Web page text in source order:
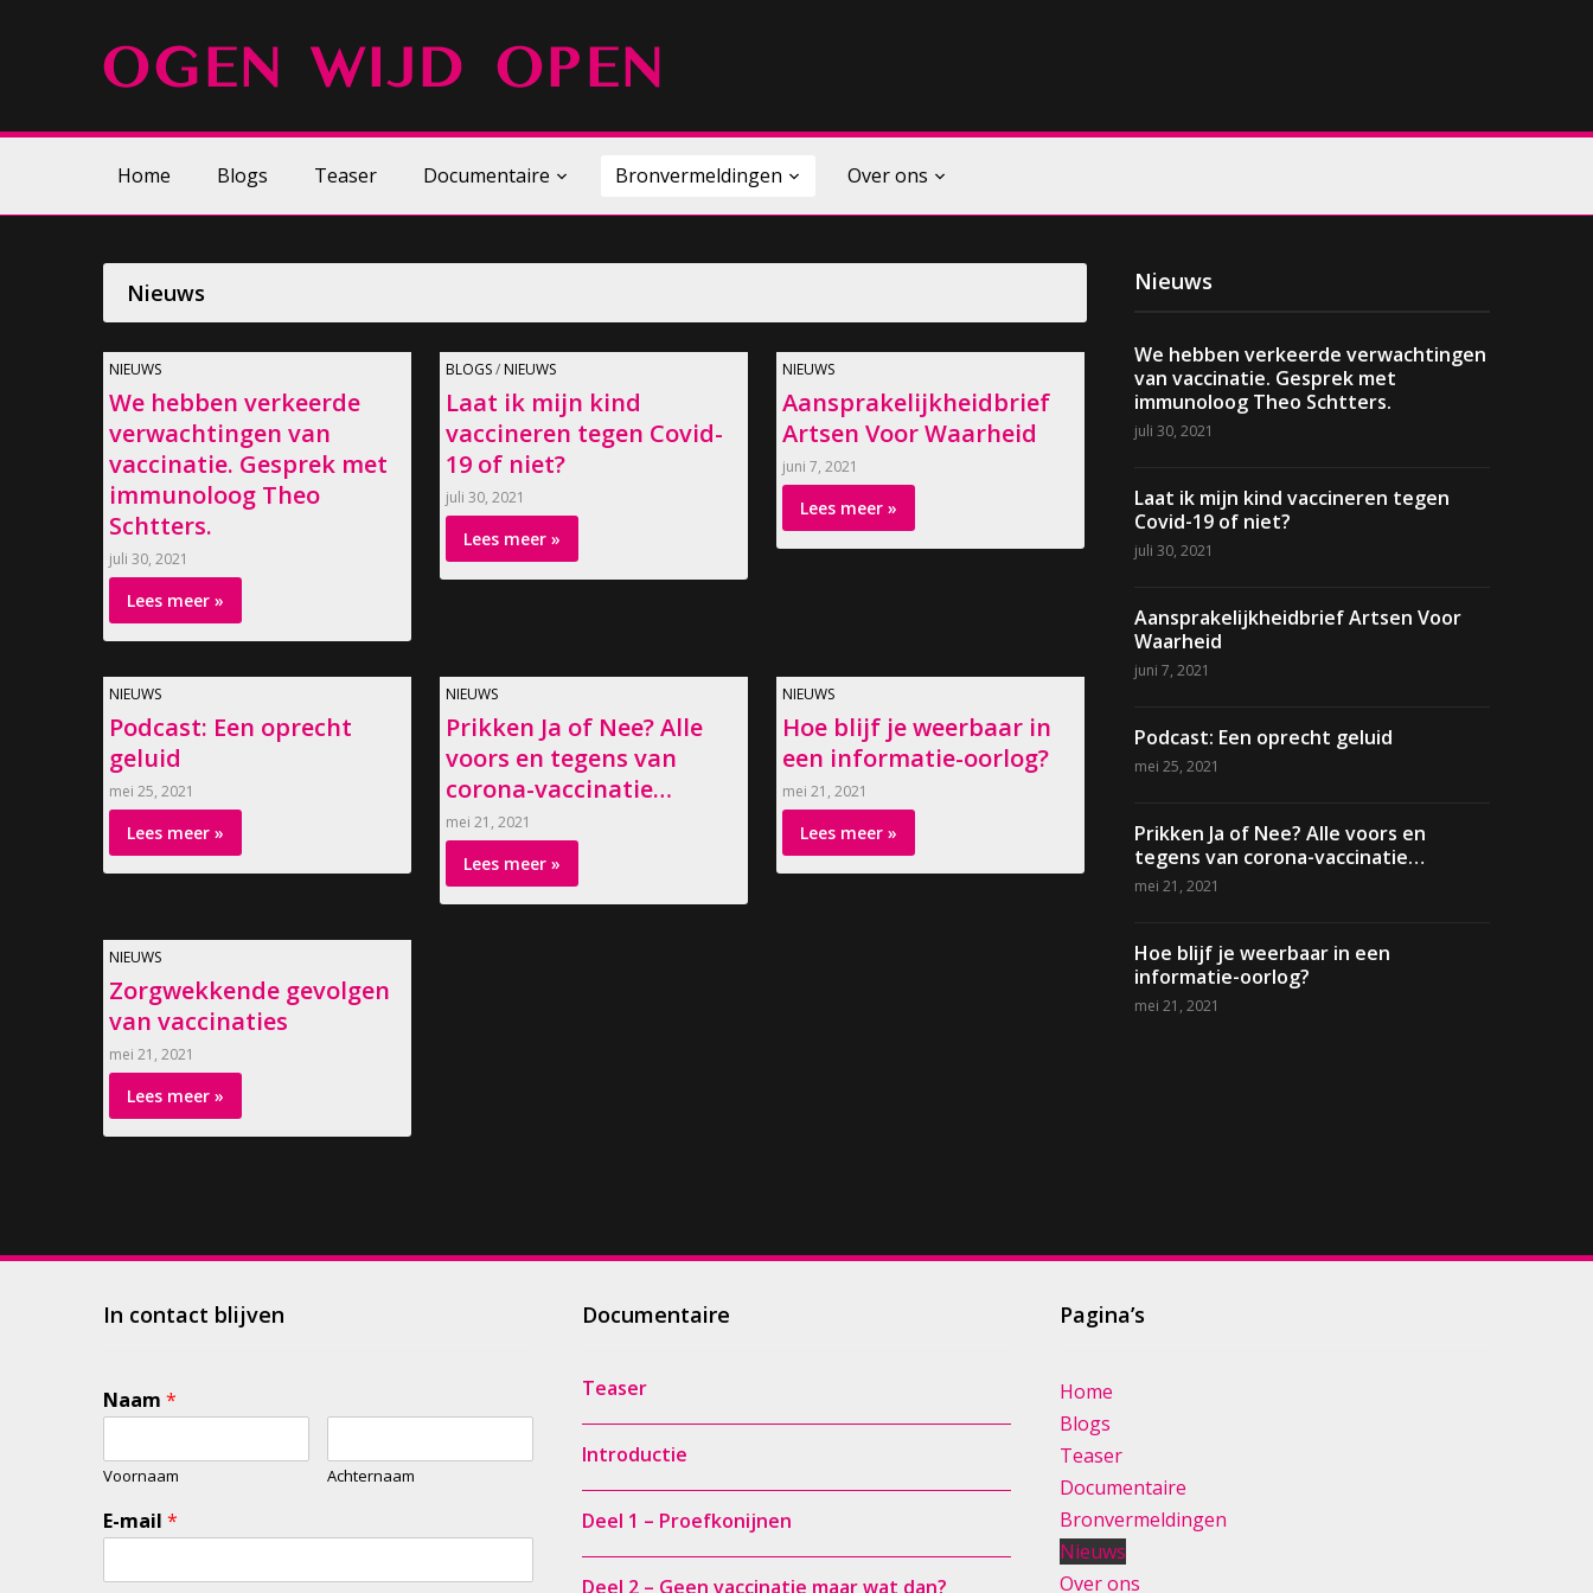
Home Blogs Teaser Documentaire Bronvermeldingen Over ons
Nieuws
NIEUWS
We hebben verkeerde
verwachtingen van
vaccinatie. Gesprek met
immunoloog Theo
Schtters.
juli 30, 2021
Lees meer »
BLOGS/ NIEUWS
Laat ik mijn kind
vaccineren tegen Covid-
19 of niet?
juli 30, 2021
Lees meer »
NIEUWS
Aansprakelijkheidbrief
Artsen Voor Waarheid
juni 7, 2021
Lees meer »
NIEUWS
Podcast: Een oprecht
geluid
mei 25, 2021
Lees meer »
NIEUWS
Prikken Ja of Nee? Alle
voors en tegens van
corona-vaccinatie…
mei 21, 2021
Lees meer »
NIEUWS
Hoe blijf je weerbaar in
een informatie-oorlog?
mei 21, 2021
Lees meer »
NIEUWS
Zorgwekkende gevolgen
van vaccinaties
mei 21, 2021
Lees meer »
Nieuws
We hebben verkeerde verwachtingen
van vaccinatie. Gesprek met
immunoloog Theo Schtters.
juli 30, 2021
Laat ik mijn kind vaccineren tegen
Covid-19 of niet?
juli 30, 2021
Aansprakelijkheidbrief Artsen Voor
Waarheid
juni 7, 2021
Podcast: Een oprecht geluid
mei 25, 2021
Prikken Ja of Nee? Alle voors en
tegens van corona-vaccinatie…
mei 21, 2021
Hoe blijf je weerbaar in een
informatie-oorlog?
mei 21, 2021
In contact blijven
Naam *
Voornaam Achternaam
E-mail *
Documentaire
Teaser
Introductie
Deel 1 – Proefkonijnen
Deel 2 – Geen vaccinatie maar wat dan?
Pagina’s
Home
Blogs
Teaser
Documentaire
Bronvermeldingen
Nieuws
Over ons